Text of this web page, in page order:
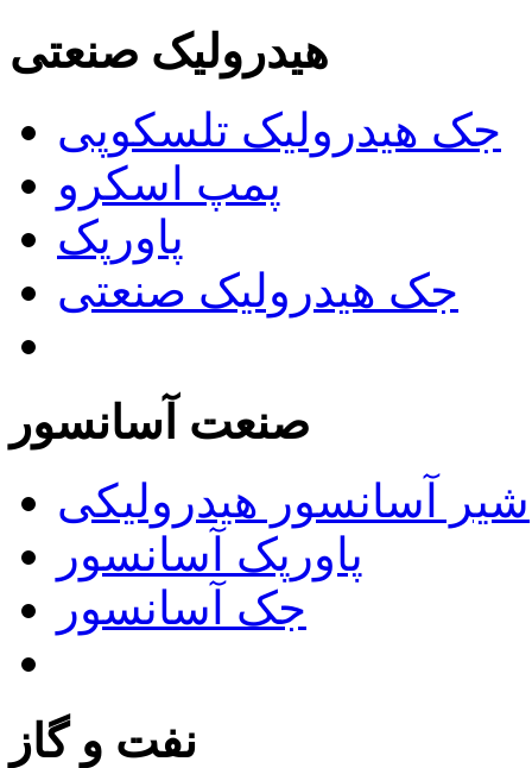
هیدرولیک صنعتی
جک هیدرولیک تلسکوپی
پمپ اسکرو
پاورپک
جک هیدرولیک صنعتی
صنعت آسانسور
شیر آسانسور هیدرولیکی
پاورپک آسانسور
جک آسانسور
نفت و گاز